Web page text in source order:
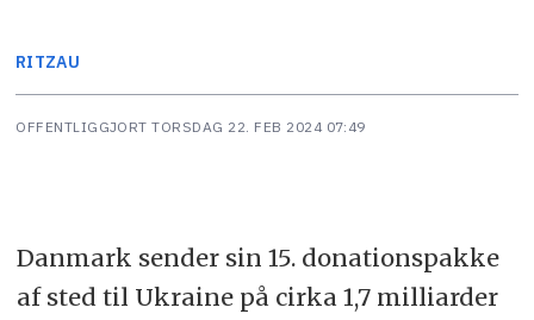
RITZAU
OFFENTLIGGJORT TORSDAG 22. FEB 2024 07:49
Danmark sender sin 15. donationspakke
af sted til Ukraine på cirka 1,7 milliarder